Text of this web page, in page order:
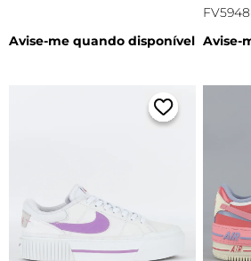
Avise-me quando disponível Avise-